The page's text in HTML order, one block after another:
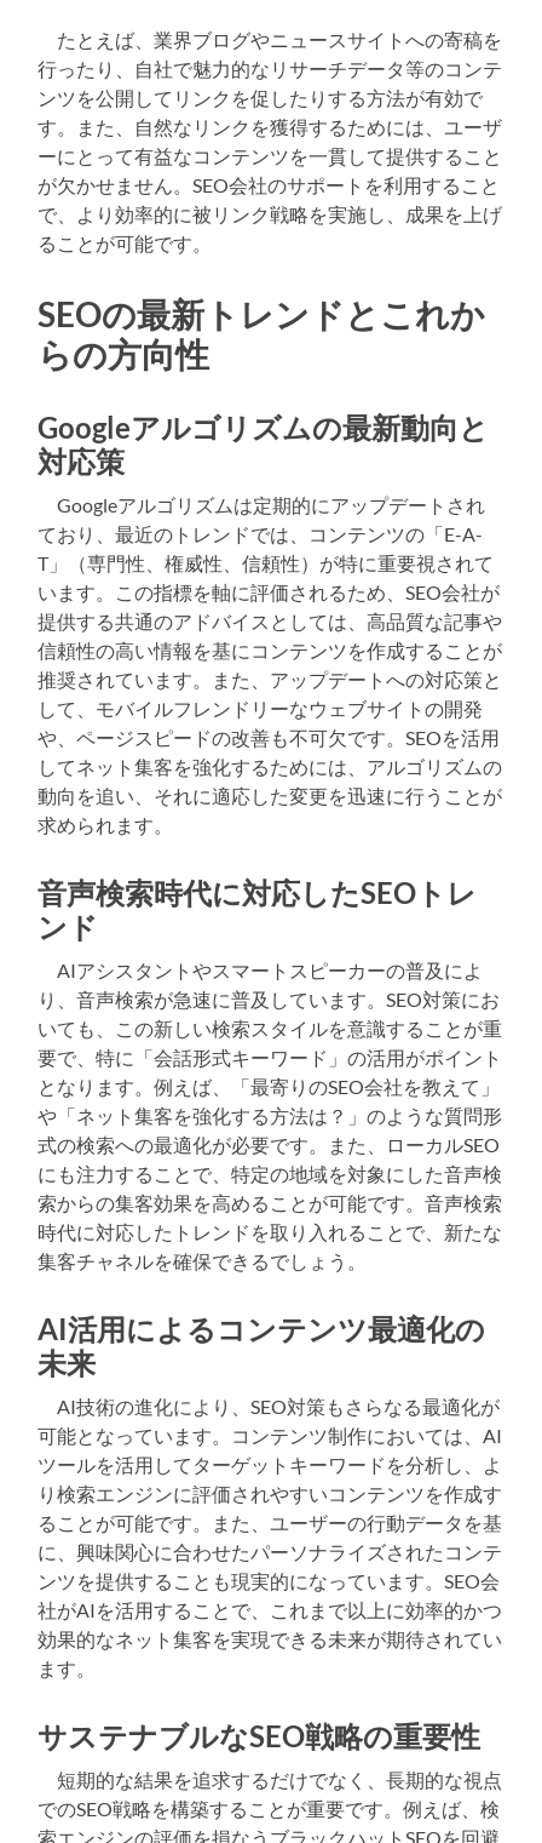
たとえば、業界ブログやニュースサイトへの寄稿を
行ったり、自社で魅力的なリサーチデータ等のコンテ
ンツを公開してリンクを促したりする方法が有効で
す。また、自然なリンクを獲得するためには、ユーザ
ーにとって有益なコンテンツを一貫して提供すること
が欠かせません。SEO会社のサポートを利用すること
で、より効率的に被リンク戦略を実施し、成果を上げ
ることが可能です。
SEOの最新トレンドとこれか
らの方向性
Googleアルゴリズムの最新動向と
対応策
Googleアルゴリズムは定期的にアップデートされ
ており、最近のトレンドでは、コンテンツの「E-A-
T」（専門性、権威性、信頼性）が特に重要視されて
います。この指標を軸に評価されるため、SEO会社が
提供する共通のアドバイスとしては、高品質な記事や
信頼性の高い情報を基にコンテンツを作成することが
推奨されています。また、アップデートへの対応策と
して、モバイルフレンドリーなウェブサイトの開発
や、ページスピードの改善も不可欠です。SEOを活用
してネット集客を強化するためには、アルゴリズムの
動向を追い、それに適応した変更を迅速に行うことが
求められます。
音声検索時代に対応したSEOトレ
ンド
AIアシスタントやスマートスピーカーの普及によ
り、音声検索が急速に普及しています。SEO対策にお
いても、この新しい検索スタイルを意識することが重
要で、特に「会話形式キーワード」の活用がポイント
となります。例えば、「最寄りのSEO会社を教えて」
や「ネット集客を強化する方法は？」のような質問形
式の検索への最適化が必要です。また、ローカルSEO
にも注力することで、特定の地域を対象にした音声検
索からの集客効果を高めることが可能です。音声検索
時代に対応したトレンドを取り入れることで、新たな
集客チャネルを確保できるでしょう。
AI活用によるコンテンツ最適化の
未来
AI技術の進化により、SEO対策もさらなる最適化が
可能となっています。コンテンツ制作においては、AI
ツールを活用してターゲットキーワードを分析し、よ
り検索エンジンに評価されやすいコンテンツを作成す
ることが可能です。また、ユーザーの行動データを基
に、興味関心に合わせたパーソナライズされたコンテ
ンツを提供することも現実的になっています。SEO会
社がAIを活用することで、これまで以上に効率的かつ
効果的なネット集客を実現できる未来が期待されてい
ます。
サステナブルなSEO戦略の重要性
短期的な結果を追求するだけでなく、長期的な視点
でのSEO戦略を構築することが重要です。例えば、検
索エンジンの評価を損なうブラックハットSEOを回避